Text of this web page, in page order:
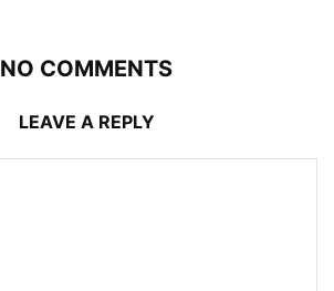
NO COMMENTS
LEAVE A REPLY